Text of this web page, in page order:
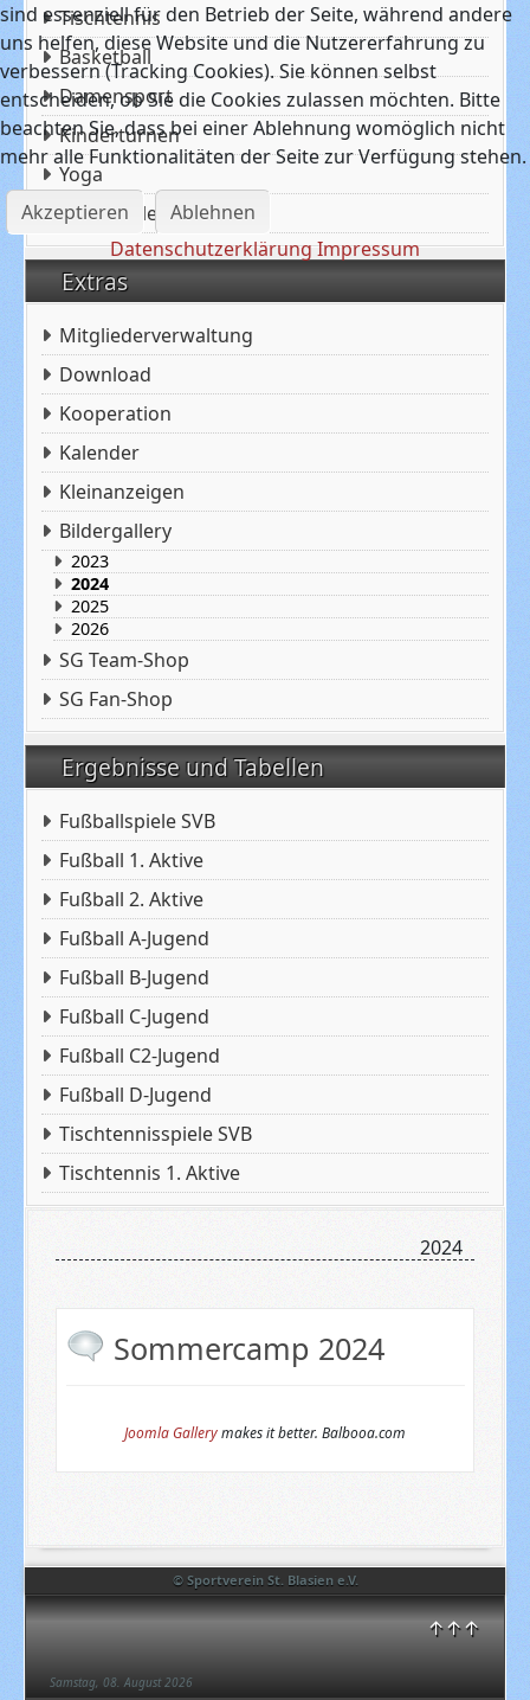
© Sportverein St. Blasien e.V.
↑↑↑
Samstag, 08. August 2026
Tischtennis
Basketball
Damensport
Kinderturnen
Yoga
Leichtathletik
Extras
Mitgliederverwaltung
Download
Kooperation
Kalender
Kleinanzeigen
Bildergallery
2023
2024
2025
2026
SG Team-Shop
SG Fan-Shop
Ergebnisse und Tabellen
Fußballspiele SVB
Fußball 1. Aktive
Fußball 2. Aktive
Fußball A-Jugend
Fußball B-Jugend
Fußball C-Jugend
Fußball C2-Jugend
Fußball D-Jugend
Tischtennisspiele SVB
Tischtennis 1. Aktive
2024
Sommercamp 2024
Joomla Gallerymakes it better. Balbooa.com
sind essenziell für den Betrieb der Seite, während andere
uns helfen, diese Website und die Nutzererfahrung zu
verbessern (Tracking Cookies). Sie können selbst
entscheiden, ob Sie die Cookies zulassen möchten. Bitte
beachten Sie, dass bei einer Ablehnung womöglich nicht
mehr alle Funktionalitäten der Seite zur Verfügung stehen.
Akzeptieren
Ablehnen
DatenschutzerklärungImpressum